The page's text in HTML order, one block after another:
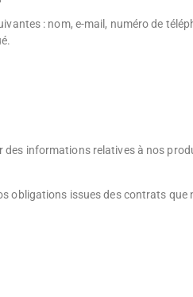
: nom, e-mail, numéro de
des informations relatives à nos
obligations issues des contrats que